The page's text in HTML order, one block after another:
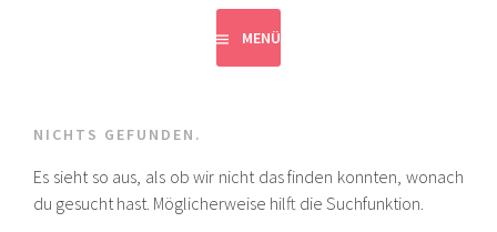
MENÜ
NICHTS GEFUNDEN.
Es sieht so aus, als ob wir nicht das finden konnten, wonach
du gesucht hast. Möglicherweise hilft die Suchfunktion.